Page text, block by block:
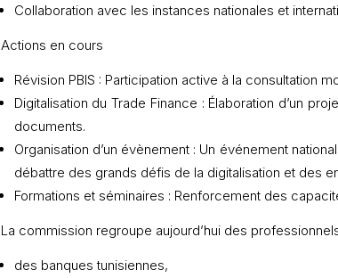
Collaboration avec les instances nationales et
Actions en cours
Révision PBIS : Participation active à la consultation
Digitalisation du Trade Finance : Élaboration d’un
documents.
Organisation d’un évènement : Un événement
débattre des grands défis de la digitalisation et des
Formations et séminaires : Renforcement des
La commission regroupe aujourd’hui des
des banques tunisiennes,